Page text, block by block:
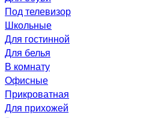
Под телевизор
Школьные
Для гостинной
Для белья
В комнату
Офисные
Прикроватная
Для прихожей